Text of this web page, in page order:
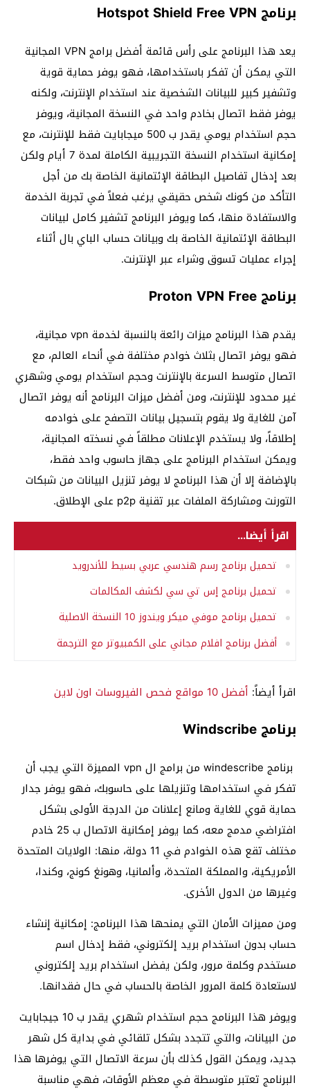
برنامج Hotspot Shield Free VPN
يعد هذا البرنامج على رأس قائمة أفضل برامج VPN المجانية
التي يمكن أن تفكر باستخدامها، فهو يوفر حماية قوية
وتشفير كبير للبيانات الشخصية عند استخدام الإنترنت، ولكنه
يوفر فقط اتصال بخادم واحد في النسخة المجانية، ويوفر
حجم استخدام يومي يقدر ب 500 ميجابايت فقط للإنترنت، مع
إمكانية استخدام النسخة التجريبية الكاملة لمدة 7 أيام ولكن
بعد إدخال تفاصيل البطاقة الإئتمانية الخاصة بك من أجل
التأكد من كونك شخص حقيقي يرغب فعلاً في تجربة الخدمة
والاستفادة منها، كما ويوفر البرنامج تشفير كامل لبيانات
البطاقة الإئتمانية الخاصة بك وبيانات حساب الباي بال أثناء
إجراء عمليات تسوق وشراء عبر الإنترنت.
برنامج Proton VPN Free
يقدم هذا البرنامج ميزات رائعة بالنسبة لخدمة vpn مجانية،
فهو يوفر اتصال بثلاث خوادم مختلفة في أنحاء العالم، مع
اتصال متوسط السرعة بالإنترنت وحجم استخدام يومي وشهري
غير محدود للإنترنت، ومن أفضل ميزات البرنامج أنه يوفر اتصال
آمن للغاية ولا يقوم بتسجيل بيانات التصفح على خوادمه
إطلاقاً، ولا يستخدم الإعلانات مطلقاً في نسخته المجانية،
ويمكن استخدام البرنامج على جهاز حاسوب واحد فقط،
بالإضافة إلا أن هذا البرنامج لا يوفر تنزيل البيانات من شبكات
التورنت ومشاركة الملفات عبر تقنية p2p على الإطلاق.
اقرأ أيضا...
تحميل برنامج رسم هندسي عربي بسيط للأندرويد
تحميل برنامج إس تي سي لكشف المكالمات
تحميل برنامج موفي ميكر ويندوز 10 النسخة الاصلية
أفضل برنامج افلام مجاني على الكمبيوتر مع الترجمة
اقرأ أيضاً: أفضل 10 مواقع فحص الفيروسات اون لاين
برنامج Windscribe
برنامج windescribe من برامج ال vpn المميزة التي يجب أن
تفكر في استخدامها وتنزيلها على حاسوبك، فهو يوفر جدار
حماية قوي للغاية ومانع إعلانات من الدرجة الأولى بشكل
افتراضي مدمج معه، كما يوفر إمكانية الاتصال ب 25 خادم
مختلف تقع هذه الخوادم في 11 دولة، منها: الولايات المتحدة
الأمريكية، والمملكة المتحدة، وألمانيا، وهونغ كونج، وكندا،
وغيرها من الدول الأخرى.
ومن مميزات الأمان التي يمنحها هذا البرنامج: إمكانية إنشاء
حساب بدون استخدام بريد إلكتروني، فقط إدخال اسم
مستخدم وكلمة مرور، ولكن يفضل استخدام بريد إلكتروني
لاستعادة كلمة المرور الخاصة بالحساب في حال فقدانها.
ويوفر هذا البرنامج حجم استخدام شهري يقدر ب 10 جيجابايت
من البيانات، والتي تتجدد بشكل تلقائي في بداية كل شهر
جديد، ويمكن القول كذلك بأن سرعة الاتصال التي يوفرها هذا
البرنامج تعتبر متوسطة في معظم الأوقات، فهي مناسبة